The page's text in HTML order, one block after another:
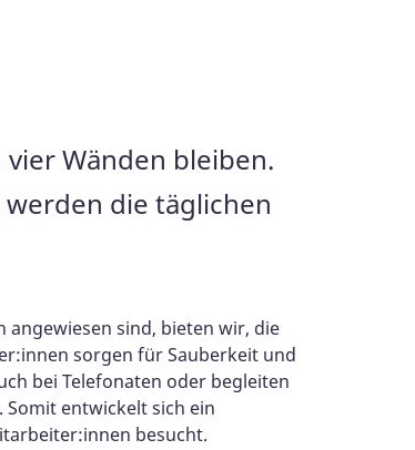
Wänden bleiben.
die täglichen
sind, bieten wir, die
sorgen für Sauberkeit und
bei Telefonaten oder begleiten
entwickelt sich ein
besucht.